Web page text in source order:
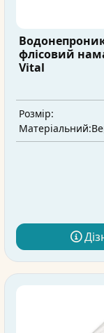
флісовий
Vital
Розмір:
Матеріальний: